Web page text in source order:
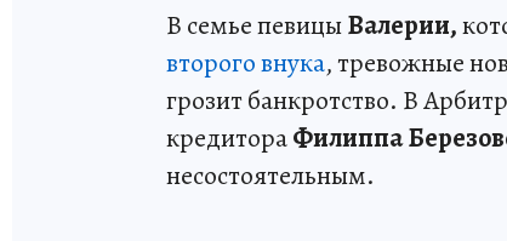
В семье певицыВалерии,
второго внука, тревожные
грозит банкротство. В
кредитораФилиппа
несостоятельным.